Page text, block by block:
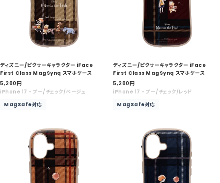
ディズニー/ピクサーキャラクター iFace
First Class MagSynq スマホケース
セ
ー
価
5,280円
iPhone 17 - プー/チェック/ベージュ
MagSafe対応
ディズニー/ピクサーキャラクター iFace
First Class MagSynq スマホケース
セ
ー
価
5,280円
iPhone 17 - プー/チェック/レッド
MagSafe対応